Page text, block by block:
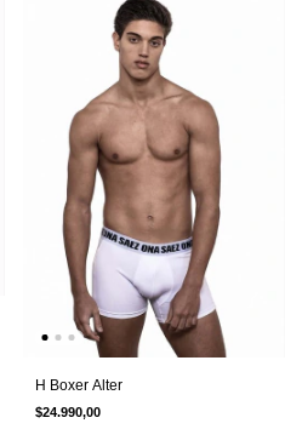
H Boxer Alter
$24.990,00